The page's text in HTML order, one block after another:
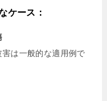
ケース：
は一般的な適用例で